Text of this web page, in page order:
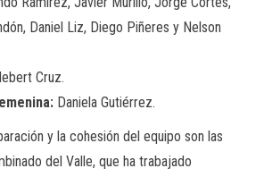
Daniel Liz, Diego Piñeres y Nelson
Cruz.
Daniela Gutiérrez.
y la cohesión del equipo son las
del Valle, que ha trabajado